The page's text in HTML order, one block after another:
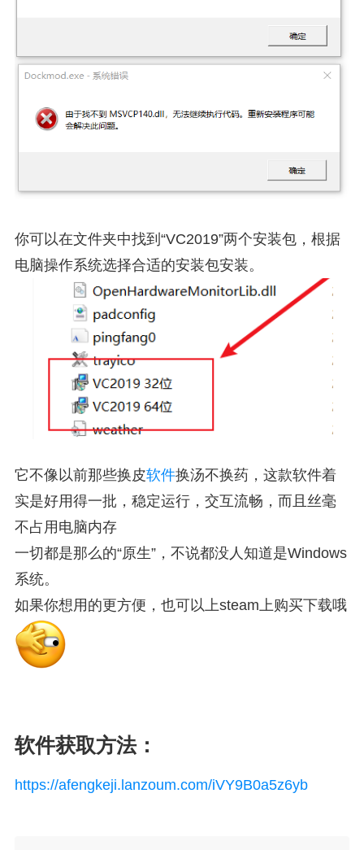
你可以在文件夹中找到“VC2019”两个安装包，根据
电脑操作系统选择合适的安装包安装。
它不像以前那些换皮软件换汤不换药，这款软件着
实是好用得一批，稳定运行，交互流畅，而且丝毫
不占用电脑内存
一切都是那么的“原生”，不说都没人知道是Windows
系统。
如果你想用的更方便，也可以上steam上购买下载哦
软件获取方法：
https://afengkeji.lanzoum.com/iVY9B0a5z6yb